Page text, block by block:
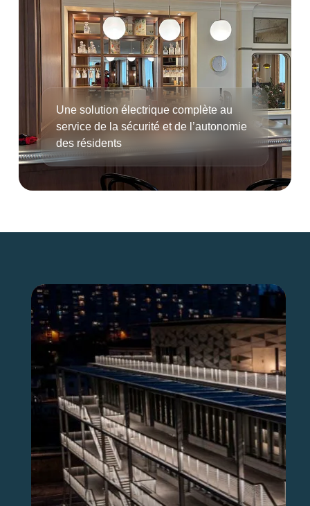
Une solution électrique complète au
service de la sécurité et de l’autonomie
des résidents